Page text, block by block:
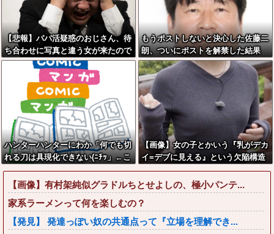
【悲報】パパ活疑惑のおじさん、待
ち合わせに写真と違う女が来たので
逃げようとするも眼鏡を奪われ可哀
想なことになっているところを激写
されてしまう…
もうポストしないと決心した佐藤二
朗、ついにポストを解禁した結果
ハンターハンターにわか「何でも切
れる刀は具現化できない(ﾆﾁｯ」←こ
れ
【画像】女の子とかいう『乳がデカ
イ=デブに見える』という欠陥構造
wwwww
【画像】有村架純似グラドルちとせよしの、極小パンテ...
家系ラーメンって何を楽しむの？
【発見】 発達っぽい奴の共通点って『立場を理解でき...